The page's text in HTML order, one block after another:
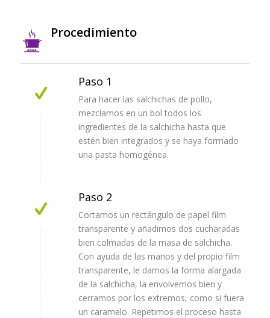
Procedimiento
Paso 1
Para hacer las salchichas de pollo,
mezclamos en un bol todos los
ingredientes de la salchicha hasta que
estén bien integrados y se haya formado
una pasta homogénea.
Paso 2
Cortamos un rectángulo de papel film
transparente y añadimos dos cucharadas
bien colmadas de la masa de salchicha.
Con ayuda de las manos y del propio film
transparente, le damos la forma alargada
de la salchicha, la envolvemos bien y
cerramos por los extremos, como si fuera
un caramelo. Repetimos el proceso hasta